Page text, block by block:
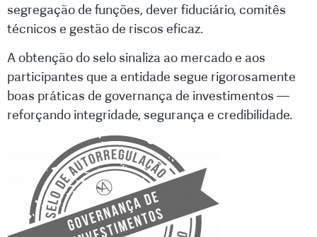
segregação de funções, dever fiduciário, comitês
técnicos e gestão de riscos eficaz.
A obtenção do selo sinaliza ao mercado e aos
participantes que a entidade segue rigorosamente
boas práticas de governança de investimentos —
reforçando integridade, segurança e credibilidade.